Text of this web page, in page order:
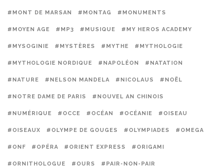
#MONT DE MARSAN #MONTAG #MONUMENTS
#MOYEN AGE #MP3 #MUSIQUE #MY HEROS ACADEMY
#MYSOGINIE #MYSTÈRES #MYTHE #MYTHOLOGIE
#MYTHOLOGIE NORDIQUE #NAPOLÉON #NATATION
#NATURE #NELSON MANDELA #NICOLAUS #NOËL
#NOTRE DAME DE PARIS #NOUVEL AN CHINOIS
#NUMÉRIQUE #OCCE #OCÉAN #OCÉANIE #OISEAU
#OISEAUX #OLYMPE DE GOUGES #OLYMPIADES #OMEGA
#ONF #OPÉRA #ORIENT EXPRESS #ORIGAMI
#ORNITHOLOGUE #OURS #PAIR-NON-PAIR